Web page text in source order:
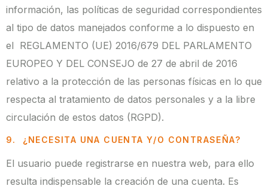
información, las políticas de seguridad correspondientes
al tipo de datos manejados conforme a lo dispuesto en
el REGLAMENTO (UE) 2016/679 DEL PARLAMENTO
EUROPEO Y DEL CONSEJO de 27 de abril de 2016
relativo a la protección de las personas físicas en lo que
respecta al tratamiento de datos personales y a la libre
circulación de estos datos (RGPD).
9. ¿NECESITA UNA CUENTA Y/O CONTRASEÑA?
El usuario puede registrarse en nuestra web, para ello
resulta indispensable la creación de una cuenta. Es